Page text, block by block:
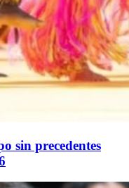
sin precedentes